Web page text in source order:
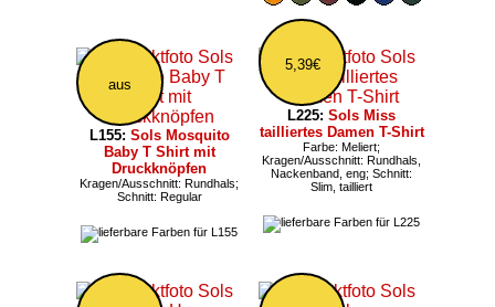
aus
L155: Sols Mosquito
Baby T Shirt mit
Druckknöpfen
Kragen/Ausschnitt: Rundhals;
Schnitt: Regular
5,39€
L225: Sols Miss
tailliertes Damen T-Shirt
Farbe: Meliert;
Kragen/Ausschnitt: Rundhals,
Nackenband, eng; Schnitt:
Slim, tailliert